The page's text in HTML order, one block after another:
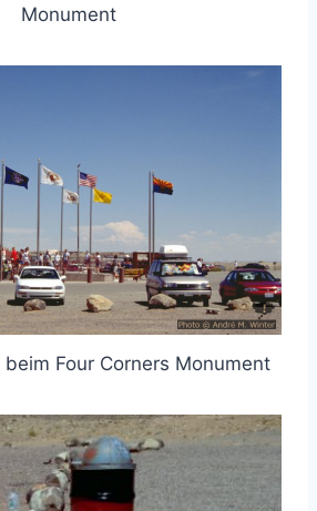
Monument
Four Corners Monument